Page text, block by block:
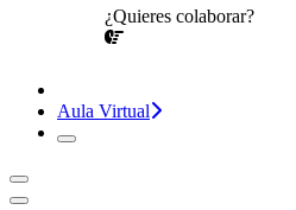
¿Quieres colaborar?
Aula Virtual